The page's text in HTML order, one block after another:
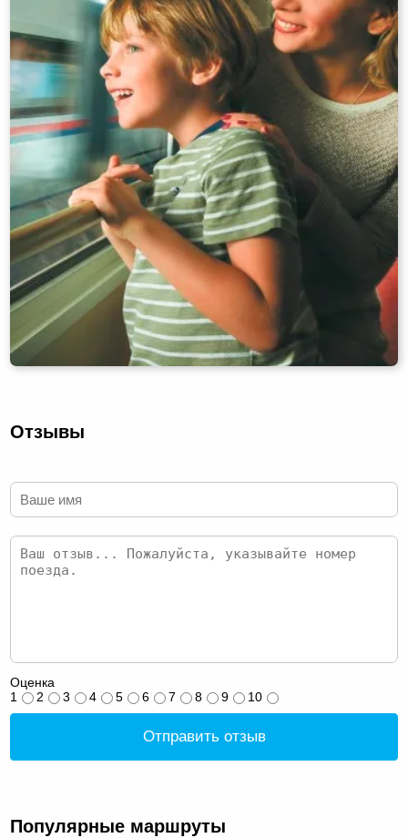
Отзывы
Оценка
1
2 3 4 5 6 7 8 9 10
Отправить отзыв
Популярные маршруты